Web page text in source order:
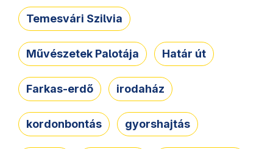
Temesvári Szilvia
Művészetek Palotája Határ út
Farkas-erdő irodaház
kordonbontás gyorshajtás